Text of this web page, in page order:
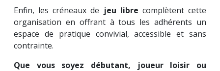
Enfin, les créneaux de jeu libre complètent cette
organisation en offrant à tous les adhérents un
espace de pratique convivial, accessible et sans
contrainte.
Que vous soyez débutant, joueur loisir ou